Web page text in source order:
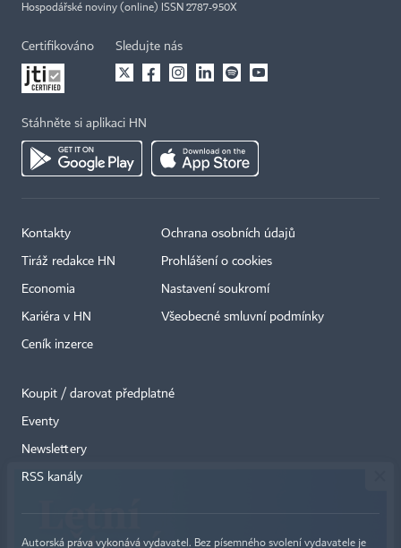
Hospodářské noviny (online) ISSN 2787-950X
Certifikováno Sledujte nás
Stáhněte si aplikaci HN
Kontakty
Tiráž redakce HN
Economia
Kariéra v HN
Ceník inzerce
Ochrana osobních údajů
Prohlášení o cookies
Nastavení soukromí
Všeobecné smluvní podmínky
Koupit / darovat předplatné
Eventy
Newslettery
RSS kanály
Autorská práva vykonává vydavatel. Bez písemného svolení vydavatele je